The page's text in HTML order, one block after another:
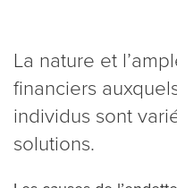
La nature et
financiers
individus sont
solutions.